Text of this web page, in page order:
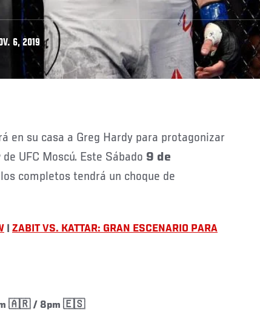
6, 2019
de UFC Moscú. Este Sábado 9 de
completos tendrá un choque de
ZABIT VS. KATTAR: GRAN ESCENARIO PARA
🇦🇷 / 8pm 🇪🇸